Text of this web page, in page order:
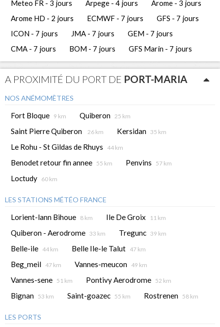
Infosvent vous propose 12 modèles météo différents pour
Port-Maria. Ces prévisions météo gratuites vous permettent
d'avoir une vue complète et de comparer les tendances
météorologiques des jours à venir.
Meteo FR - 3 jours Arpege - 4 jours
Arome - 3 jours
Arome HD - 2 jours
ECMWF - 7 jours
GFS - 7 jours
ICON - 7 jours
JMA - 7 jours
GEM - 7 jours
CMA - 7 jours
BOM - 7 jours GFS Marin - 7 jours
A PROXIMITÉ DU PORT DE PORT-MARIA
NOS ANÉMOMÈTRES
Fort Bloque 9 km Quiberon 25 km
Saint Pierre Quiberon 26 km Kersidan 35 km
Le Rohu - St Gildas de Rhuys 44 km
Benodet retour fin annee 55 km Penvins 57 km
Loctudy 60 km
LES STATIONS MÉTÉO FRANCE
Lorient-lann Bihoue 8 km Ile De Groix 11 km
Quiberon - Aerodrome 33 km Tregunc 39 km
Belle-ile 44 km Belle Ile-le Talut 47 km
Beg_meil 47 km Vannes-meucon 49 km
Vannes-sene 51 km Pontivy Aerodrome 52 km
Bignan 53 km Saint-goazec 55 km Rostrenen 58 km
LES PORTS